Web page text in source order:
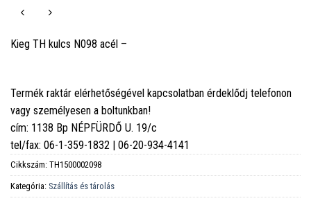
Kieg TH kulcs N098 acél –
Termék raktár elérhetőségével kapcsolatban érdeklődj telefonon
vagy személyesen a boltunkban!
cím: 1138 Bp NÉPFÜRDŐ U. 19/c
tel/fax: 06-1-359-1832 | 06-20-934-4141
Cikkszám: TH1500002098
Kategória: Szállítás és tárolás